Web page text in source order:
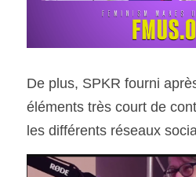
De plus, SPKR fourni
éléments très court de
les différents réseaux